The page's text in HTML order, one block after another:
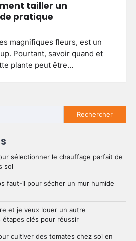
tailler un
pratique
magnifiques fleurs, est un
Pourtant, savoir quand et
plante peut être…
Rechercher
sélectionner le chauffage parfait de
sol
faut-il pour sécher un mur humide
et je veux louer un autre
étapes clés pour réussir
cultiver des tomates chez soi en